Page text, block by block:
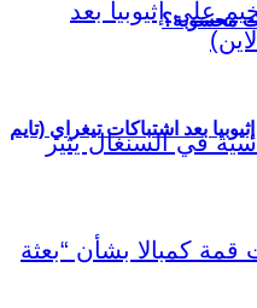
محسوبة؟
بعد اشتباكات تيغراي (تايم